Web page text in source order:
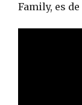
Family, es